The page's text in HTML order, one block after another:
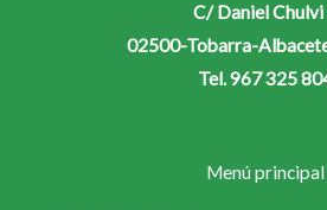
C/ Daniel Chulvi
02500-Tobarra-
Tel. 967 325
Menú principal